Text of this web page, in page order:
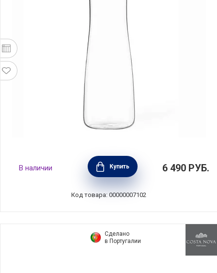
Графин 1,3л, Viva Scandinavia, V48001
В наличии
Купить 6 490 РУБ.
Код товара: 00000007102
Сделано
в Португалии